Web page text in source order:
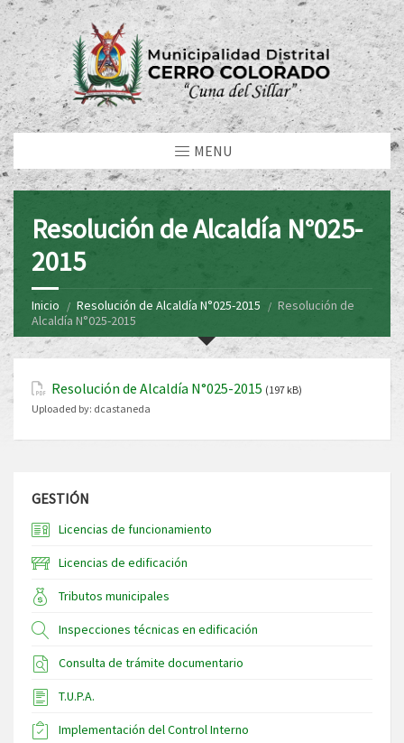
MENU
Resolución de Alcaldía N°025-
2015
Inicio Resolución de Alcaldía N°025-2015
Resolución de
Alcaldía N°025-2015
Resolución de Alcaldía N°025-2015 (197 kB)
Uploaded by: dcastaneda
GESTIÓN
Licencias de funcionamiento
Licencias de edificación
Tributos municipales
Inspecciones técnicas en edificación
Consulta de trámite documentario
T.U.P.A.
Implementación del Control Interno